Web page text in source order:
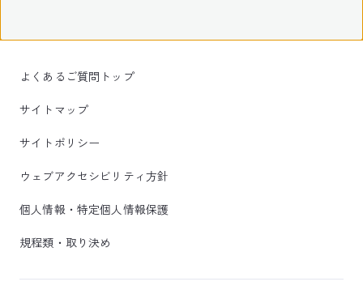
よくあるご質問トップ
サイトマップ
サイトポリシー
ウェブアクセシビリティ方針
個人情報・特定個人情報保護
規程類・取り決め